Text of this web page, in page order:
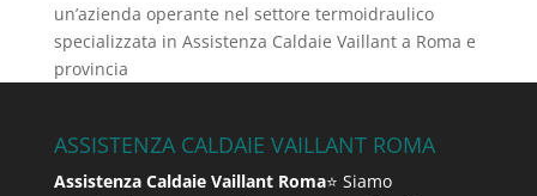
un’azienda operante nel settore termoidraulico
specializzata in Assistenza Caldaie Vaillant a Roma e
provincia
ASSISTENZA CALDAIE VAILLANT ROMA
Assistenza Caldaie Vaillant Roma⭐ Siamo